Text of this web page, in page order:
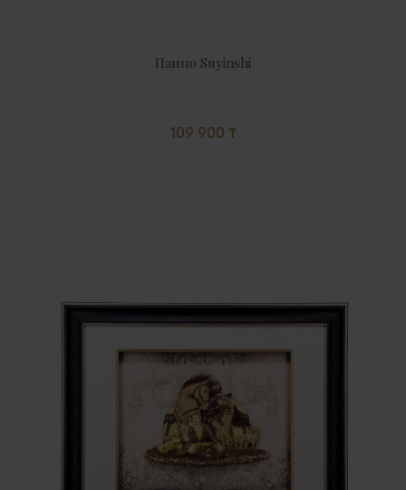
Панно Suyinshi
109 900 ₸